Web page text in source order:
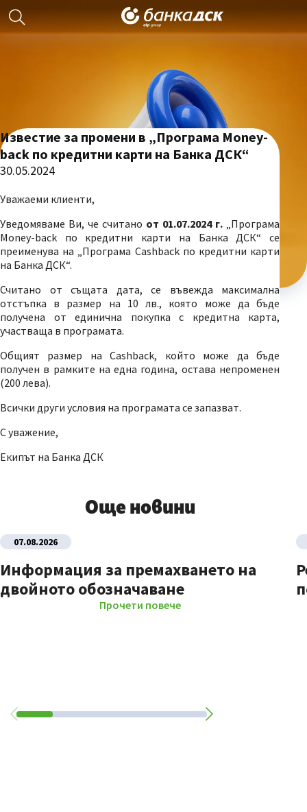
Известие за промени в „Програма Money-
back по кредитни карти на Банка ДСК“
30.05.2024
Уважаеми клиенти,
Уведомяваме Ви, че считано от 01.07.2024 г. „Програма
Money-back по кредитни карти на Банка ДСК“ се
преименува на „Програма Cashback по кредитни карти
на Банка ДСК“.
Считано от същата дата, се въвежда максимална
отстъпка в размер на 10 лв., която може да бъде
получена от единична покупка с кредитна карта,
участваща в програмата.
Общият размер на Cashback, който може да бъде
получен в рамките на една година, остава непроменен
(200 лева).
Всички други условия на програмата се запазват.
С уважение,
Екипът на Банка ДСК
Още новини
07.08.2026
Информация за премахването на
двойното обозначаване
Прочети повече